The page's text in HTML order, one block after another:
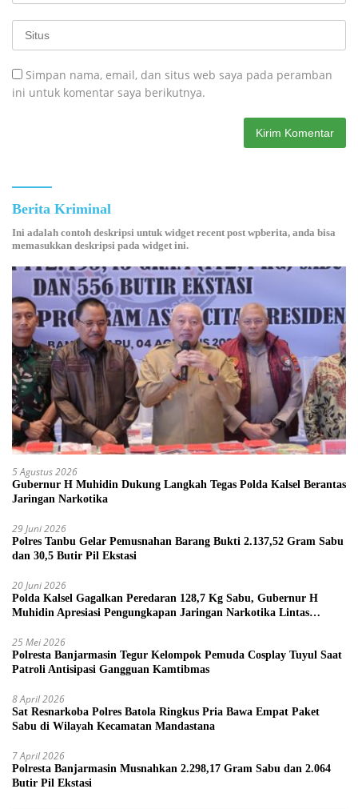
Simpan nama, email, dan situs web saya pada peramban
ini untuk komentar saya berikutnya.
Berita Kriminal
Ini adalah contoh deskripsi untuk widget recent post wpberita, anda bisa
memasukkan deskripsi pada widget ini.
5 Agustus 2026
Gubernur H Muhidin Dukung Langkah Tegas Polda Kalsel Berantas
Jaringan Narkotika
29 Juni 2026
Polres Tanbu Gelar Pemusnahan Barang Bukti 2.137,52 Gram Sabu
dan 30,5 Butir Pil Ekstasi
20 Juni 2026
Polda Kalsel Gagalkan Peredaran 128,7 Kg Sabu, Gubernur H
Muhidin Apresiasi Pengungkapan Jaringan Narkotika Lintas
25 Mei 2026
Polresta Banjarmasin Tegur Kelompok Pemuda Cosplay Tuyul Saat
Patroli Antisipasi Gangguan Kamtibmas
8 April 2026
Sat Resnarkoba Polres Batola Ringkus Pria Bawa Empat Paket
Sabu di Wilayah Kecamatan Mandastana
7 April 2026
Polresta Banjarmasin Musnahkan 2.298,17 Gram Sabu dan 2.064
Butir Pil Ekstasi